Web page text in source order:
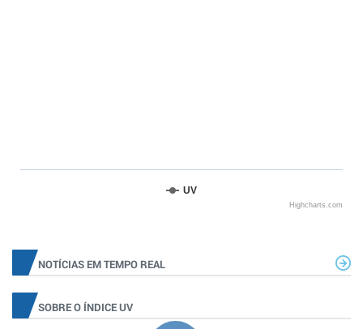
UV
Highcharts.com
NOTÍCIAS EM TEMPO REAL
SOBRE O ÍNDICE UV